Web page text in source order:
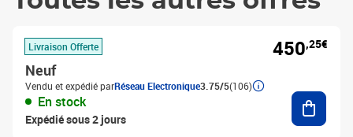
Livraison Offerte
Neuf
Vendu et expédié parRéseau Electronique3.75/5(106)
En stock
Expédié sous 2 jours
450,25€